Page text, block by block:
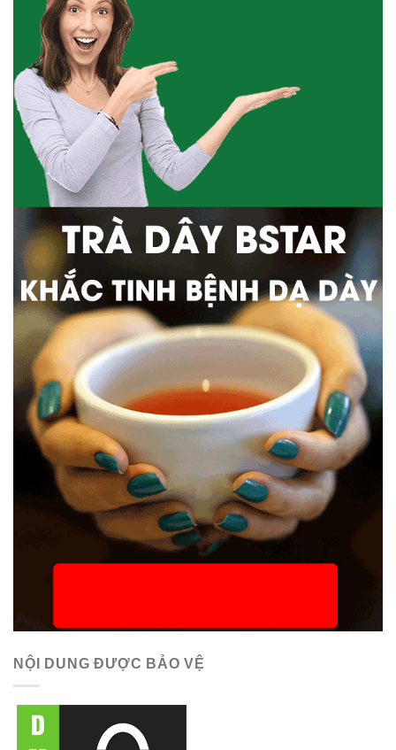
NỘI DUNG ĐƯỢC BẢO VỆ